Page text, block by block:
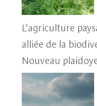
L’agriculture
alliée de la
Nouveau